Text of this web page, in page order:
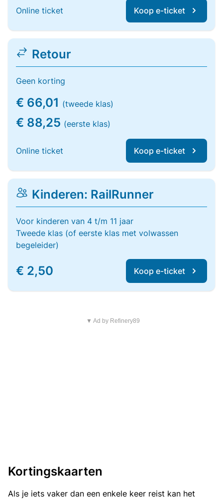
Online ticket Koop e-ticket
Retour
Geen korting
€ 66,01 (tweede klas)
€ 88,25 (eerste klas)
Online ticket Koop e-ticket
Kinderen: RailRunner
Voor kinderen van 4 t/m 11 jaar
Tweede klas (of eerste klas met volwassen
begeleider)
€ 2,50 Koop e-ticket
▼ Ad by Refinery89
Kortingskaarten
Als je iets vaker dan een enkele keer reist kan het